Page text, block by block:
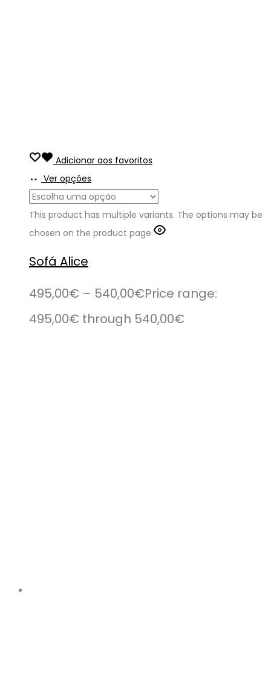
Adicionar aos favoritos
Ver opções
This product has multiple variants. The options may be
chosen on the product page
Sofá Alice
495,00€ – 540,00€Price range:
495,00€ through 540,00€